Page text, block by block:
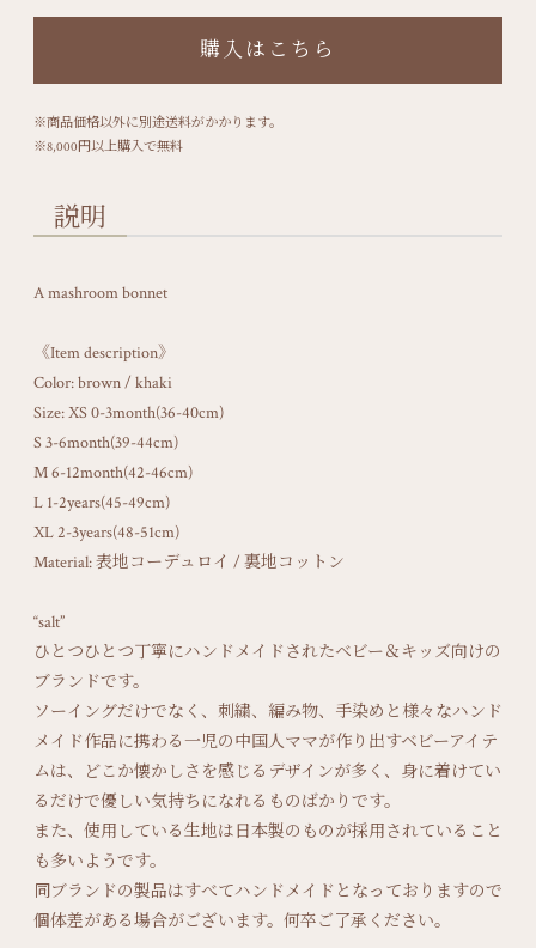
購入はこちら
※商品価格以外に別途送料がかかります。
※8,000円以上購入で無料
説明
A mashroom bonnet
《Item description》
Color: brown / khaki
Size: XS 0-3month(36-40cm)
S 3-6month(39-44cm)
M 6-12month(42-46cm)
L 1-2years(45-49cm)
XL 2-3years(48-51cm)
Material: 表地コーデュロイ / 裏地コットン
“salt”
ひとつひとつ丁寧にハンドメイドされたベビー＆キッズ向けの
ブランドです。
ソーイングだけでなく、刺繍、編み物、手染めと様々なハンド
メイド作品に携わる一児の中国人ママが作り出すベビーアイテ
ムは、どこか懐かしさを感じるデザインが多く、身に着けてい
るだけで優しい気持ちになれるものばかりです。
また、使用している生地は日本製のものが採用されていること
も多いようです。
同ブランドの製品はすべてハンドメイドとなっておりますので
個体差がある場合がございます。何卒ご了承ください。